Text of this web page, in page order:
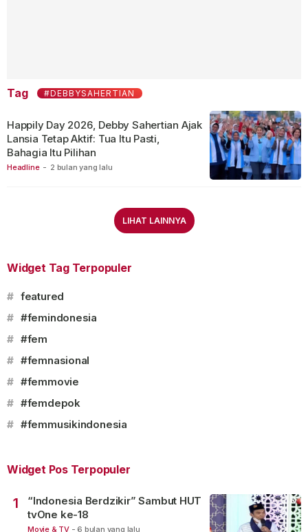
Tag #DEBBYSAHERTIAN
Headline - 2 bulan yang lalu
Happily Day 2026, Debby Sahertian Ajak
Lansia Tetap Aktif: Tua Itu Pasti,
Bahagia Itu Pilihan
LIHAT LAINNYA
Widget Tag Terpopuler
# featured
# #femindonesia
# #fem
# #femnasional
# #femmovie
# #femdepok
# #femmusikindonesia
Widget Pos Terpopuler
1
“Indonesia Berdzikir” Sambut HUT
tvOne ke-18
Movie & TV - 6 bulan yang lalu